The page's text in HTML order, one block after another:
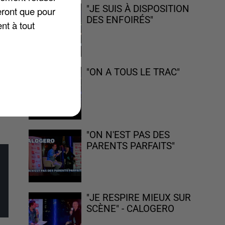
"JE SUIS À DISPOSITION
DES ENFOIRÉS"
"ON A TOUS LE TRAC"
"ON N'EST PAS DES
PARENTS PARFAITS"
"JE RESPIRE MIEUX SUR
SCÈNE" - CALOGERO
que pour
à tout